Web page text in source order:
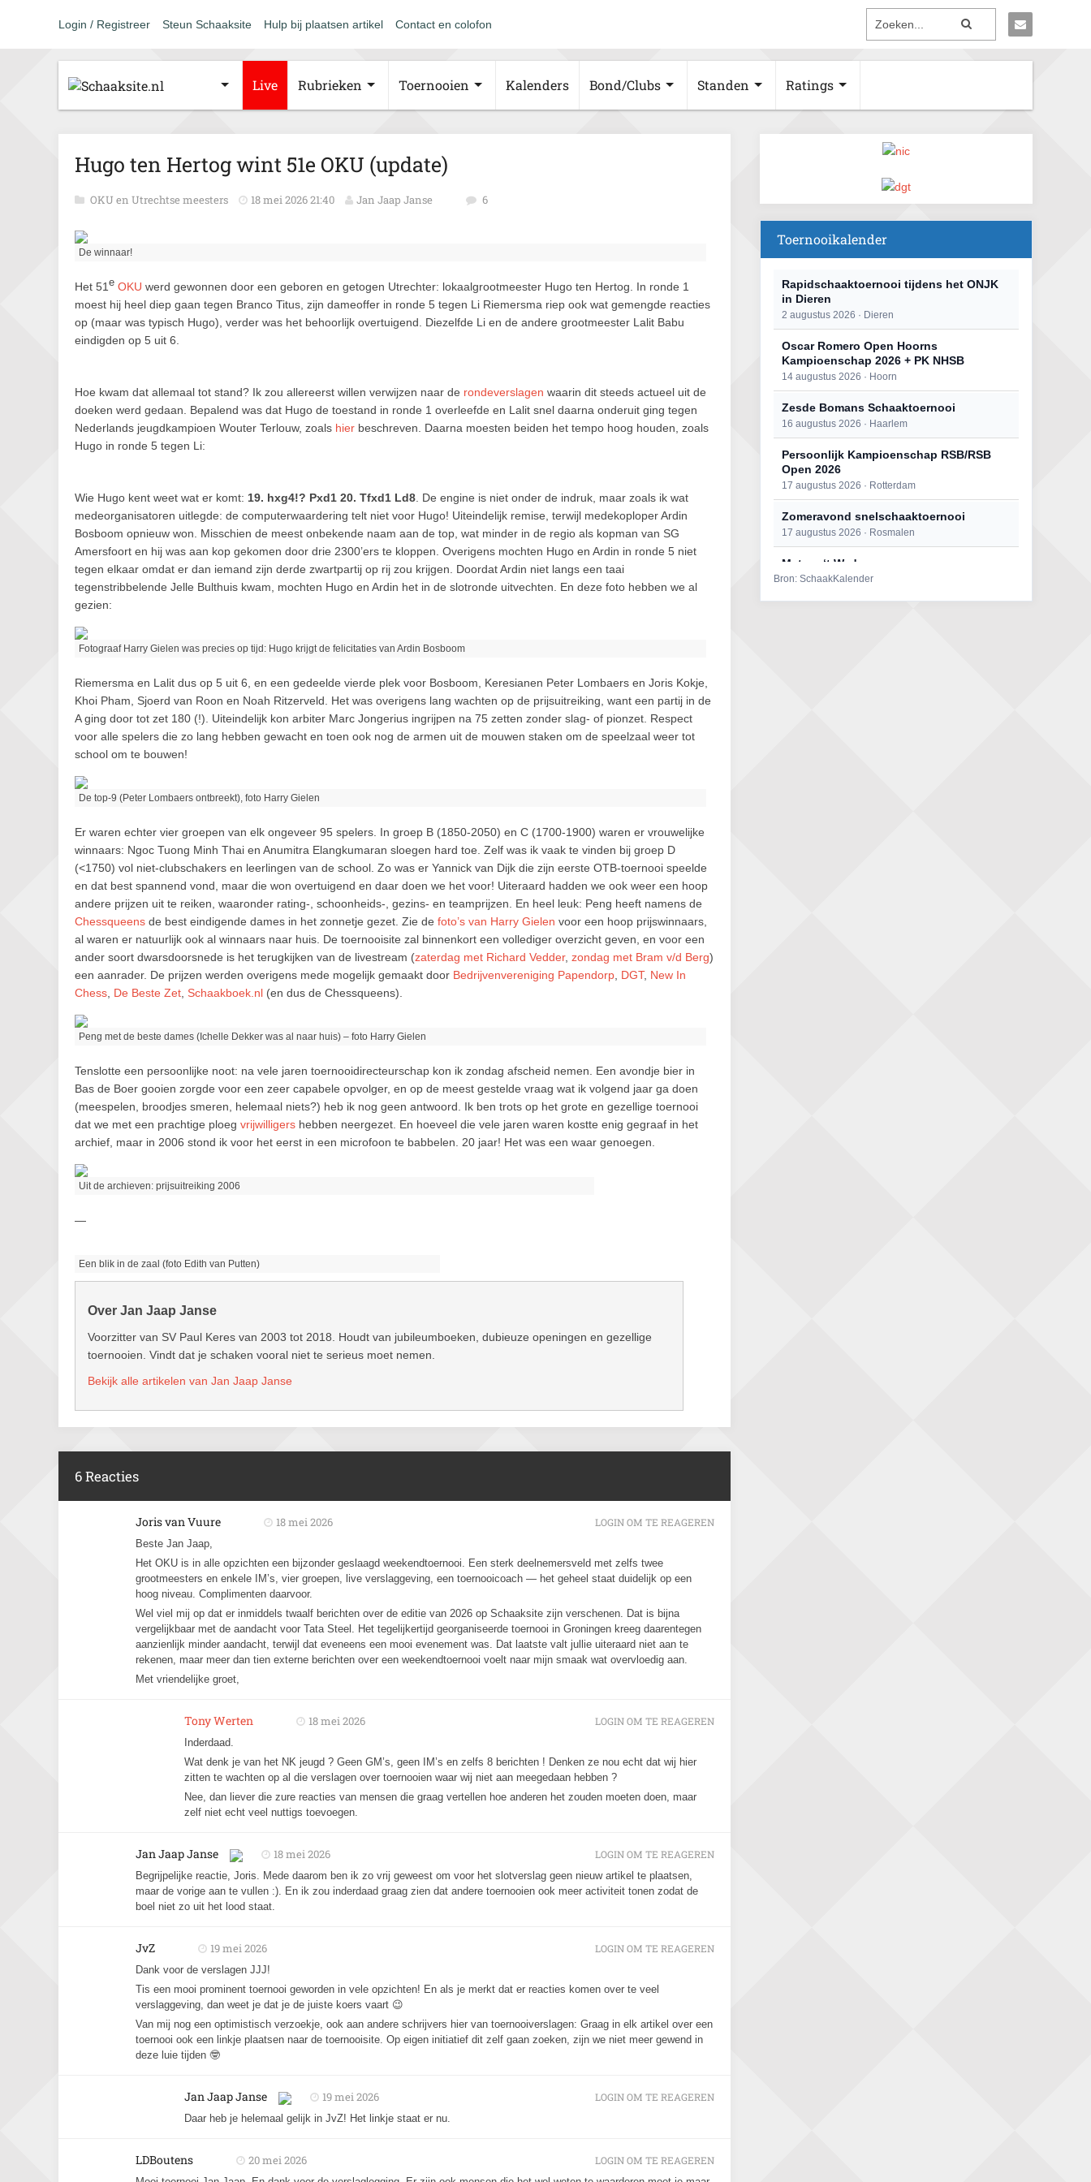
Login / Registreer Steun Schaaksite Hulp bij plaatsen artikel Contact en colofon
Live Rubrieken Toernooien Kalenders Bond/Clubs Standen Ratings
Hugo ten Hertog wint 51e OKU (update)
OKU en Utrechtse meesters 18 mei 2026 21:40 Jan Jaap Janse 6
De winnaar!
Het 51 e OKU werd gewonnen door een geboren en getogen Utrechter: lokaalgrootmeester Hugo ten Hertog. In ronde 1
moest hij heel diep gaan tegen Branco Titus, zijn dameoffer in ronde 5 tegen Li Riemersma riep ook wat gemengde reacties
op (maar was typisch Hugo), verder was het behoorlijk overtuigend. Diezelfde Li en de andere grootmeester Lalit Babu
eindigden op 5 uit 6.
Hoe kwam dat allemaal tot stand? Ik zou allereerst willen verwijzen naar de rondeverslagen waarin dit steeds actueel uit de
doeken werd gedaan. Bepalend was dat Hugo de toestand in ronde 1 overleefde en Lalit snel daarna onderuit ging tegen
Nederlands jeugdkampioen Wouter Terlouw, zoals hier beschreven. Daarna moesten beiden het tempo hoog houden, zoals
Hugo in ronde 5 tegen Li:
Wie Hugo kent weet wat er komt: 19. hxg4!? Pxd1 20. Tfxd1 Ld8 . De engine is niet onder de indruk, maar zoals ik wat
medeorganisatoren uitlegde: de computerwaardering telt niet voor Hugo! Uiteindelijk remise, terwijl medekoploper Ardin
Bosboom opnieuw won. Misschien de meest onbekende naam aan de top, wat minder in de regio als kopman van SG
Amersfoort en hij was aan kop gekomen door drie 2300’ers te kloppen. Overigens mochten Hugo en Ardin in ronde 5 niet
tegen elkaar omdat er dan iemand zijn derde zwartpartij op rij zou krijgen. Doordat Ardin niet langs een taai
tegenstribbelende Jelle Bulthuis kwam, mochten Hugo en Ardin het in de slotronde uitvechten. En deze foto hebben we al
gezien:
Fotograaf Harry Gielen was precies op tijd: Hugo krijgt de felicitaties van Ardin Bosboom
Riemersma en Lalit dus op 5 uit 6, en een gedeelde vierde plek voor Bosboom, Keresianen Peter Lombaers en Joris Kokje,
Khoi Pham, Sjoerd van Roon en Noah Ritzerveld. Het was overigens lang wachten op de prijsuitreiking, want een partij in de
A ging door tot zet 180 (!). Uiteindelijk kon arbiter Marc Jongerius ingrijpen na 75 zetten zonder slag- of pionzet. Respect
voor alle spelers die zo lang hebben gewacht en toen ook nog de armen uit de mouwen staken om de speelzaal weer tot
school om te bouwen!
De top-9 (Peter Lombaers ontbreekt), foto Harry Gielen
Er waren echter vier groepen van elk ongeveer 95 spelers. In groep B (1850-2050) en C (1700-1900) waren er vrouwelijke
winnaars: Ngoc Tuong Minh Thai en Anumitra Elangkumaran sloegen hard toe. Zelf was ik vaak te vinden bij groep D
(<1750) vol niet-clubschakers en leerlingen van de school. Zo was er Yannick van Dijk die zijn eerste OTB-toernooi speelde
en dat best spannend vond, maar die won overtuigend en daar doen we het voor! Uiteraard hadden we ook weer een hoop
andere prijzen uit te reiken, waaronder rating-, schoonheids-, gezins- en teamprijzen. En heel leuk: Peng heeft namens de
Chessqueens de best eindigende dames in het zonnetje gezet. Zie de foto’s van Harry Gielen voor een hoop prijswinnaars,
al waren er natuurlijk ook al winnaars naar huis. De toernooisite zal binnenkort een vollediger overzicht geven, en voor een
ander soort dwarsdoorsnede is het terugkijken van de livestream (zaterdag met Richard Vedder, zondag met Bram v/d Berg)
een aanrader. De prijzen werden overigens mede mogelijk gemaakt door Bedrijvenvereniging Papendorp DGT, New In
Chess De Beste Zet Schaakboek.nl (en dus de Chessqueens).
Peng met de beste dames (Ichelle Dekker was al naar huis) – foto Harry Gielen
Tenslotte een persoonlijke noot: na vele jaren toernooidirecteurschap kon ik zondag afscheid nemen. Een avondje bier in
Bas de Boer gooien zorgde voor een zeer capabele opvolger, en op de meest gestelde vraag wat ik volgend jaar ga doen
(meespelen, broodjes smeren, helemaal niets?) heb ik nog geen antwoord. Ik ben trots op het grote en gezellige toernooi
dat we met een prachtige ploeg vrijwilligers hebben neergezet. En hoeveel die vele jaren waren kostte enig gegraaf in het
archief, maar in 2006 stond ik voor het eerst in een microfoon te babbelen. 20 jaar! Het was een waar genoegen.
Uit de archieven: prijsuitreiking 2006
—
Een blik in de zaal (foto Edith van Putten)
Over Jan Jaap Janse
Voorzitter van SV Paul Keres van 2003 tot 2018. Houdt van jubileumboeken, dubieuze openingen en gezellige
toernooien. Vindt dat je schaken vooral niet te serieus moet nemen.
Bekijk alle artikelen van Jan Jaap Janse
6 Reacties
Joris van Vuure 18 mei 2026
Beste Jan Jaap,
Het OKU is in alle opzichten een bijzonder geslaagd weekendtoernooi. Een sterk deelnemersveld met zelfs twee
grootmeesters en enkele IM’s, vier groepen, live verslaggeving, een toernooicoach — het geheel staat duidelijk op een
hoog niveau. Complimenten daarvoor.
Wel viel mij op dat er inmiddels twaalf berichten over de editie van 2026 op Schaaksite zijn verschenen. Dat is bijna
vergelijkbaar met de aandacht voor Tata Steel. Het tegelijkertijd georganiseerde toernooi in Groningen kreeg daarentegen
aanzienlijk minder aandacht, terwijl dat eveneens een mooi evenement was. Dat laatste valt jullie uiteraard niet aan te
rekenen, maar meer dan tien externe berichten over een weekendtoernooi voelt naar mijn smaak wat overvloedig aan.
Met vriendelijke groet,
LOGIN OM TE REAGEREN
Tony Werten 18 mei 2026
Inderdaad.
Wat denk je van het NK jeugd ? Geen GM’s, geen IM’s en zelfs 8 berichten ! Denken ze nou echt dat wij hier
zitten te wachten op al die verslagen over toernooien waar wij niet aan meegedaan hebben ?
Nee, dan liever die zure reacties van mensen die graag vertellen hoe anderen het zouden moeten doen, maar
zelf niet echt veel nuttigs toevoegen.
LOGIN OM TE REAGEREN
Jan Jaap Janse 18 mei 2026
Begrijpelijke reactie, Joris. Mede daarom ben ik zo vrij geweest om voor het slotverslag geen nieuw artikel te plaatsen,
maar de vorige aan te vullen :). En ik zou inderdaad graag zien dat andere toernooien ook meer activiteit tonen zodat de
boel niet zo uit het lood staat.
LOGIN OM TE REAGEREN
JvZ 19 mei 2026
Dank voor de verslagen JJJ!
Tis een mooi prominent toernooi geworden in vele opzichten! En als je merkt dat er reacties komen over te veel
verslaggeving, dan weet je dat je de juiste koers vaart 😉
Van mij nog een optimistisch verzoekje, ook aan andere schrijvers hier van toernooiverslagen: Graag in elk artikel over een
toernooi ook een linkje plaatsen naar de toernooisite. Op eigen initiatief dit zelf gaan zoeken, zijn we niet meer gewend in
deze luie tijden 🤓
LOGIN OM TE REAGEREN
Jan Jaap Janse 19 mei 2026
Daar heb je helemaal gelijk in JvZ! Het linkje staat er nu.
LOGIN OM TE REAGEREN
LDBoutens 20 mei 2026 LOGIN OM TE REAGEREN
Toernooikalender
Rapidschaaktoernooi tijdens het ONJK
in Dieren
2 augustus 2026 · Dieren
Oscar Romero Open Hoorns
Kampioenschap 2026 + PK NHSB
14 augustus 2026 · Hoorn
Zesde Bomans Schaaktoernooi
16 augustus 2026 · Haarlem
Persoonlijk Kampioenschap RSB/RSB
Open 2026
17 augustus 2026 · Rotterdam
Zomeravond snelschaaktoernooi
17 augustus 2026 · Rosmalen
Mat op ‘t Wad
22 augustus 2026 · Den Burg, Texel
Bron: SchaakKalender